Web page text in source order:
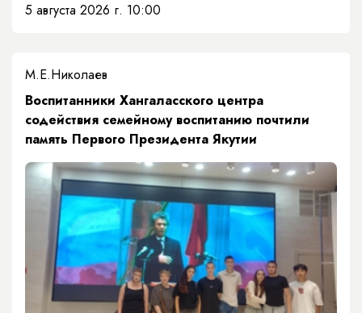
5 августа 2026 г. 10:00
М.Е.Николаев
​Воспитанники Хангаласского центра
содействия семейному воспитанию почтили
память Первого Президента Якутии